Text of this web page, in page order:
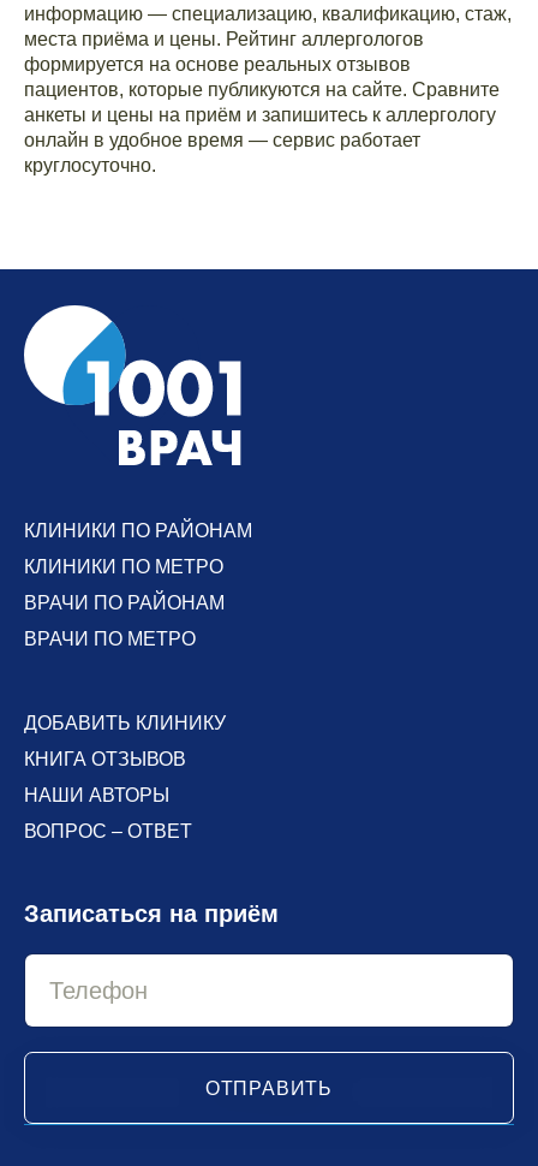
информацию — специализацию, квалификацию, стаж,
места приёма и цены. Рейтинг аллергологов
формируется на основе реальных отзывов
пациентов, которые публикуются на сайте. Сравните
анкеты и цены на приём и запишитесь к аллергологу
онлайн в удобное время — сервис работает
круглосуточно.
КЛИНИКИ ПО РАЙОНАМ
КЛИНИКИ ПО МЕТРО
ВРАЧИ ПО РАЙОНАМ
ВРАЧИ ПО МЕТРО
ДОБАВИТЬ КЛИНИКУ
КНИГА ОТЗЫВОВ
НАШИ АВТОРЫ
ВОПРОС – ОТВЕТ
Записаться на приём
ОТПРАВИТЬ